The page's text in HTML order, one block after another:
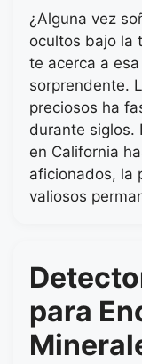
¿Alguna vez
ocultos bajo la
te acerca a
sorprendente.
preciosos ha
durante siglos.
en California
aficionados, la
valiosos
para